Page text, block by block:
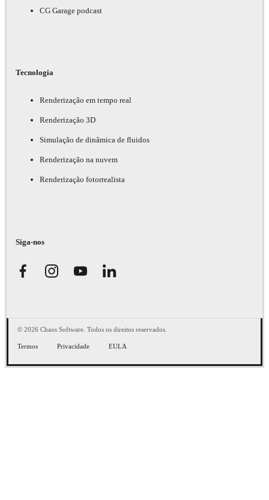
CG Garage podcast
Tecnologia
Renderização em tempo real
Renderização 3D
Simulação de dinâmica de fluidos
Renderização na nuvem
Renderização fotorrealista
Siga-nos
© 2026 Chaos Software. Todos os direitos reservados.
Termos Privacidade EULA